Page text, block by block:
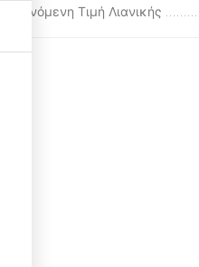
Τιμή Λιανικής